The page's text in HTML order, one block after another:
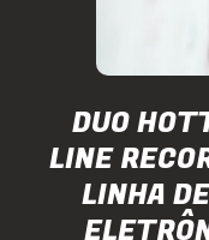
DUO
LINE
LINHA